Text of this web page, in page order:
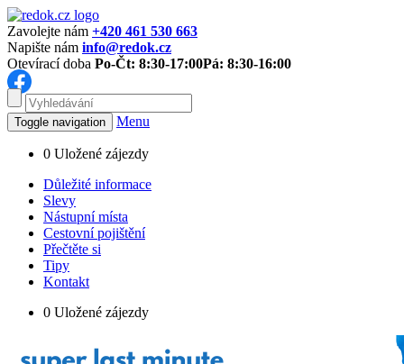
Zavolejte nám +420 461 530 663
Napište nám info@redok.cz
Otevírací doba Po-Čt: 8:30-17:00Pá: 8:30-16:00
Toggle navigation Menu
0 Uložené zájezdy
Důležité informace
Slevy
Nástupní místa
Cestovní pojištění
Přečtěte si
Tipy
Kontakt
0 Uložené zájezdy